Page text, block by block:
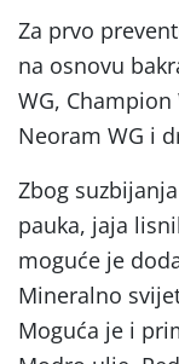
Za prvo
na osnovu
WG,
Neoram WG i
Zbog
pauka, jaja
moguće je
Mineralno
Moguća je i